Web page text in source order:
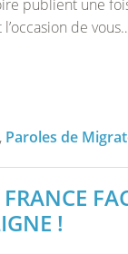
RENCONTRES
publient une
de
, Paroles de
!